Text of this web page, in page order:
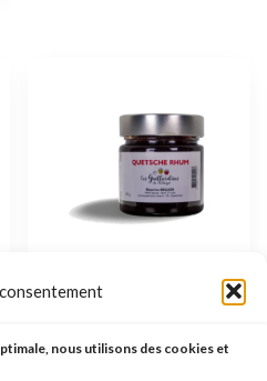
nous utilisons des cookies et
Authentique et